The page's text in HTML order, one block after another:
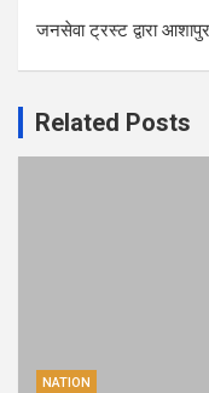
जनसेवा ट्रस्ट द्वारा
Related Posts
NATION